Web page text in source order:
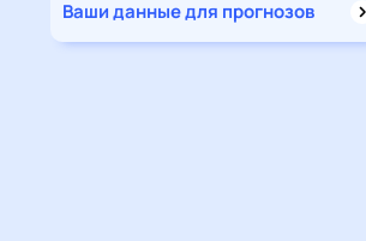
Ваши данные для прогнозов